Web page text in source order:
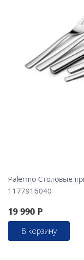
Palermo Столовые
1177916040
19 990 Р
В корзину